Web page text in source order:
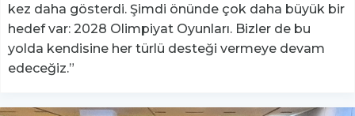
kez daha gösterdi. Şimdi önünde çok daha büyük bir
hedef var: 2028 Olimpiyat Oyunları. Bizler de bu
yolda kendisine her türlü desteği vermeye devam
edeceğiz.”